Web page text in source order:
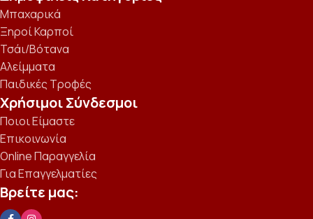
Μπαχαρικά
Ξηροί Καρποί
Τσάι/Βότανα
Αλείμματα
Παιδικές Τροφές
Χρήσιμοι Σύνδεσμοι
Ποιοι Είμαστε
Επικοινωνία
Online Παραγγελία
Για Επαγγελματίες
Βρείτε μας: